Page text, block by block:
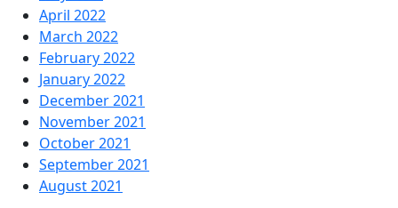
April 2022
March 2022
February 2022
January 2022
December 2021
November 2021
October 2021
September 2021
August 2021